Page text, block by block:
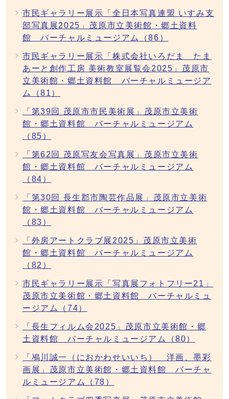
市民ギャラリー展示「全日本写真連盟 いすみ支
部写真展2025」茂原市立美術館・郷土資料
館 バーチャルミュージアム（86）
市民ギャラリー展示「株式会社いろだま たま
あーと創作工房 美術教室展覧会2025」茂原市
立美術館・郷土資料館 バーチャルミュージア
ム（81）
「第39回 茂原市市民美術展」茂原市立美術
館・郷土資料館 バーチャルミュージアム
（85）
「第62回 茂原写友会写真展」茂原市立美術
館・郷土資料館 バーチャルミュージアム
（84）
「第30回 長生郡市陶芸作品展」茂原市立美術
館・郷土資料館 バーチャルミュージアム
（83）
「外房アートクラブ展2025」茂原市立美術
館・郷土資料館 バーチャルミュージアム
（82）
市民ギャラリー展示「写真展フォトフリー21」
茂原市立美術館・郷土資料館 バーチャルミュ
ージアム（74）
「長生フィルム会2025」茂原市立美術館・郷
土資料館 バーチャルミュージアム（80）
「鳰川誠一（におかわせいいち） 洋画、墨彩
画展」茂原市立美術館・郷土資料館 バーチャ
ルミュージアム（78）